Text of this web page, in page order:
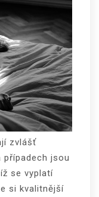
zvlášť
jsou
se vyplatí
si kvalitnější